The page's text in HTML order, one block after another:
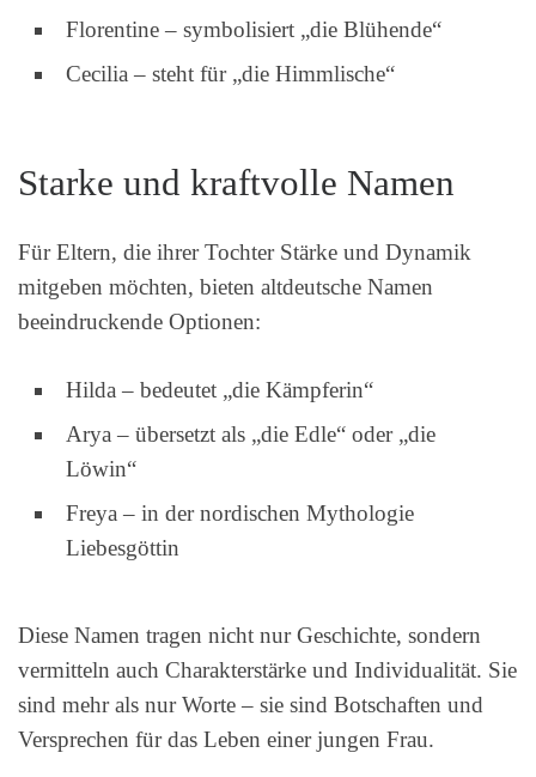
Florentine – symbolisiert „die Blühende“
Cecilia – steht für „die Himmlische“
Starke und kraftvolle Namen
Für Eltern, die ihrer Tochter Stärke und Dynamik
mitgeben möchten, bieten altdeutsche Namen
beeindruckende Optionen:
Hilda – bedeutet „die Kämpferin“
Arya – übersetzt als „die Edle“ oder „die
Löwin“
Freya – in der nordischen Mythologie
Liebesgöttin
Diese Namen tragen nicht nur Geschichte, sondern
vermitteln auch Charakterstärke und Individualität. Sie
sind mehr als nur Worte – sie sind Botschaften und
Versprechen für das Leben einer jungen Frau.